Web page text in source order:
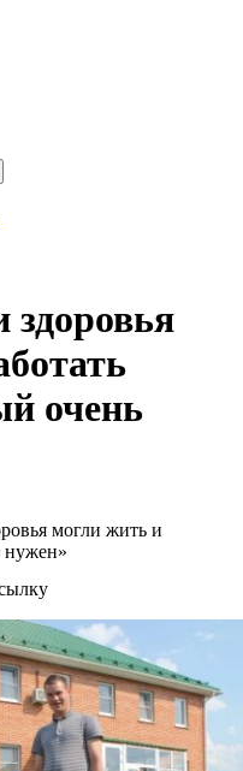
здоровья
очень
могли жить и
нужен»